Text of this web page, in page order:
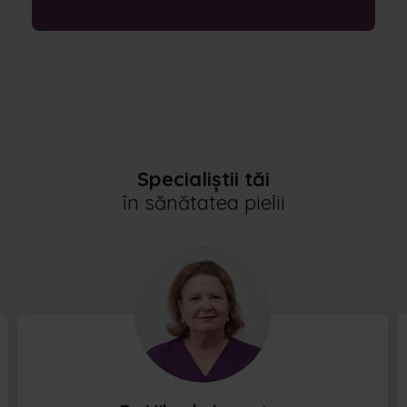
Specialiștii tăi
în sănătatea pielii